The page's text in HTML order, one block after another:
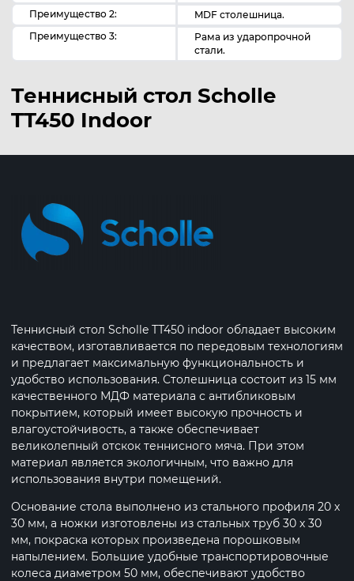
Преимущество 2:
MDF столешница.
Преимущество 3:
Рама из ударопрочной
стали.
Теннисный стол Scholle
TT450 Indoor
Теннисный стол Scholle TТ450 indoor обладает высоким
качеством, изготавливается по передовым технологиям
и предлагает максимальную функциональность и
удобство использования. Столешница состоит из 15 мм
качественного МДФ материала с антибликовым
покрытием, который имеет высокую прочность и
влагоустойчивость, а также обеспечивает
великолепный отскок теннисного мяча. При этом
материал является экологичным, что важно для
использования внутри помещений.
Основание стола выполнено из стального профиля 20 х
30 мм, а ножки изготовлены из стальных труб 30 х 30
мм, покраска которых произведена порошковым
напылением. Большие удобные транспортировочные
колеса диаметром 50 мм, обеспечивают удобство